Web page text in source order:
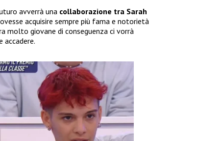
avverrà una collaborazione tra Sarah
acquisire sempre più fama e notorietà
molto giovane di conseguenza ci vorrà
accadere.